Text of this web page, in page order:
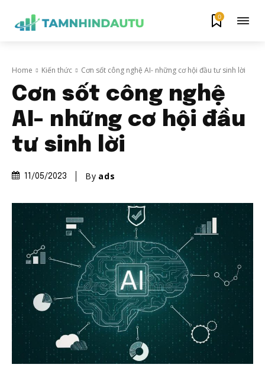
0
Home Kiến thức Cơn sốt công nghệ AI- những cơ hội đầu tư sinh lời
Cơn sốt công nghệ
AI- những cơ hội đầu
tư sinh lời
11/05/2023 By ads